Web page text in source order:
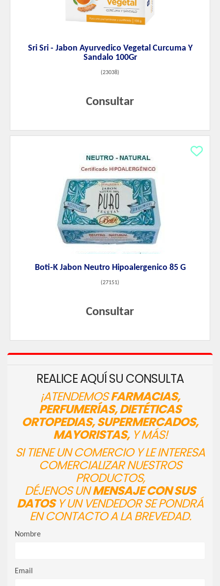
Sri Sri - Jabon Ayurvedico Vegetal Curcuma Y
Sandalo 100Gr
(23038)
Consultar
Boti-K Jabon Neutro Hipoalergenico 85 G
(27151)
Consultar
REALICE AQUÍ SU CONSULTA
¡ATENDEMOSFARMACIAS,
PERFUMERÍAS, DIETÉTICAS
ORTOPEDIAS, SUPERMERCADOS,
MAYORISTAS,Y MÁS!
SI TIENE UN COMERCIO Y LE INTERESA
COMERCIALIZAR NUESTROS
PRODUCTOS,
DÉJENOS UNMENSAJE CON SUS
DATOSY UN VENDEDOR SE PONDRÁ
EN CONTACTO A LA BREVEDAD.
Nombre
Email